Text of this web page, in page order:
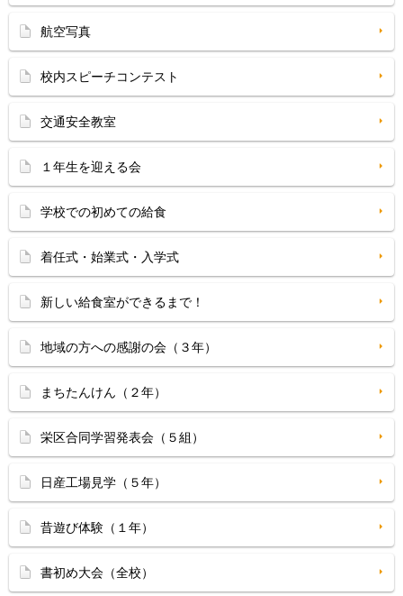
航空写真
校内スピーチコンテスト
交通安全教室
１年生を迎える会
学校での初めての給食
着任式・始業式・入学式
新しい給食室ができるまで！
地域の方への感謝の会（３年）
まちたんけん（２年）
栄区合同学習発表会（５組）
日産工場見学（５年）
昔遊び体験（１年）
書初め大会（全校）